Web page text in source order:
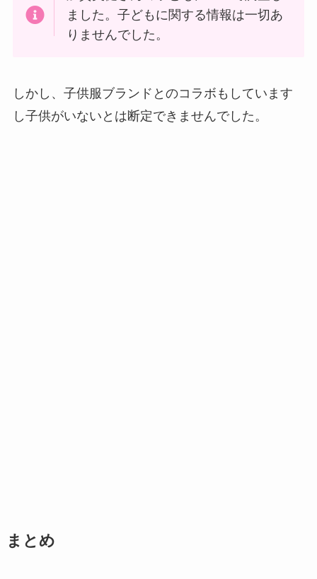
ました。子どもに関する情報は一切あ
りませんでした。
しかし、子供服ブランドとのコラボもしています
し子供がいないとは断定できませんでした。
まとめ